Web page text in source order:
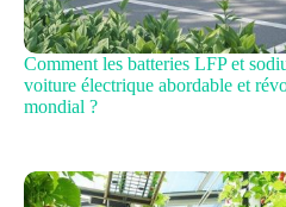
Comment les batteries LFP et
voiture électrique abordable et
mondial ?